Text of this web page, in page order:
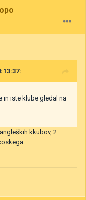
13:37:
in iste klube gledal na
kkubov, 2